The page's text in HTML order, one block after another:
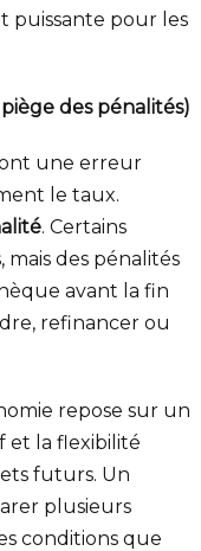
puissante pour les
des pénalités)
une erreur
le taux.
. Certains
des pénalités
avant la fin
refinancer ou
repose sur un
et la flexibilité
futurs. Un
plusieurs
conditions que